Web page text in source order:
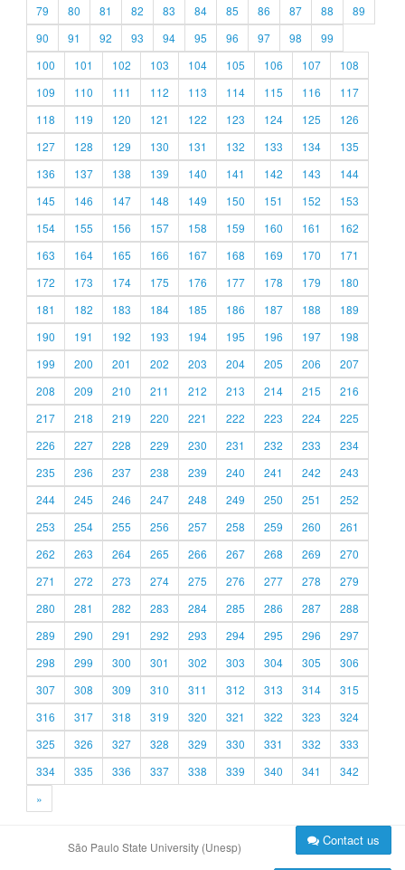
79
80 81 82 83 84 85 86 87 88
89
90
91 92 93 94 95 96 97 98
99
100
101 102 103 104 105 106 107
108
109
110 111 112 113 114 115 116
117
118
119 120 121 122 123 124 125
126
127
128 129 130 131 132 133 134
135
136
137 138 139 140 141 142 143
144
145
146 147 148 149 150 151 152
153
154
155 156 157 158 159 160 161
162
163
164 165 166 167 168 169 170
171
172
173 174 175 176 177 178 179
180
181
182 183 184 185 186 187 188
189
190
191 192 193 194 195 196 197
198
199
200 201 202 203 204 205 206
207
208
209 210 211 212 213 214 215
216
217
218 219 220 221 222 223 224
225
226
227 228 229 230 231 232 233
234
235
236 237 238 239 240 241 242
243
244
245 246 247 248 249 250 251
252
253
254 255 256 257 258 259 260
261
262
263 264 265 266 267 268 269
270
271
272 273 274 275 276 277 278
279
280
281 282 283 284 285 286 287
288
289
290 291 292 293 294 295 296
297
298
299 300 301 302 303 304 305
306
307
308 309 310 311 312 313 314
315
316
317 318 319 320 321 322 323
324
325
326 327 328 329 330 331 332
333
334
335 336 337 338 339 340 341
342
»
São Paulo State University (Unesp) Contact us